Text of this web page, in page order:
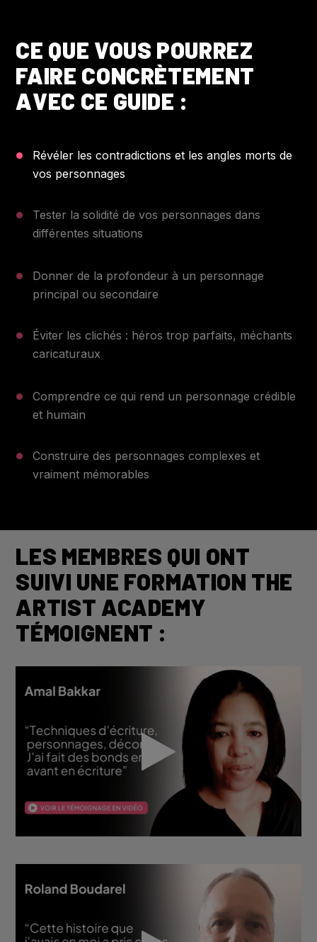
CE QUE VOUS POURREZ
FAIRE CONCRÈTEMENT
AVEC CE GUIDE :
Révéler les contradictions et les angles morts de
vos personnages
Tester la solidité de vos personnages dans
différentes situations
Donner de la profondeur à un personnage
principal ou secondaire
Éviter les clichés : héros trop parfaits, méchants
caricaturaux
Comprendre ce qui rend un personnage crédible
et humain
Construire des personnages complexes et
vraiment mémorables
LES MEMBRES QUI ONT
SUIVI UNE FORMATION THE
ARTIST ACADEMY
TÉMOIGNENT :